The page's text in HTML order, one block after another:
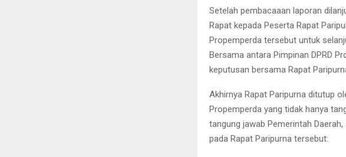
Setelah pembacaaan laporan
Rapat kepada Peserta Rapat
Propemperda tersebut untuk
Bersama antara Pimpinan DPRD
keputusan bersama Rapat
Akhirnya Rapat Paripurna ditutup
Propemperda yang tidak hanya
tangung jawab Pemerintah
pada Rapat Paripurna tersebut: